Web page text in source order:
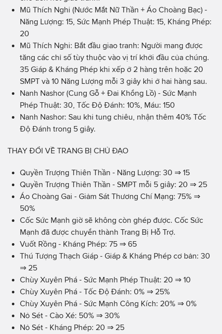
Mũ Thích Nghi (Nước Mắt Nữ Thần + Áo Choàng Bạc) -
Năng Lượng: 15, Sức Mạnh Phép Thuật: 15, Kháng Phép:
20
Mũ Thích Nghi: Bắt đầu giao tranh: Người mang được
tăng các chỉ số tùy thuộc vào vị trí khởi đầu của chúng.
35 Giáp & Kháng Phép khi xếp ở 2 hàng trên hoặc 20
SMPT và 10 Năng Lượng mỗi 3 giây khi ở hai hàng sau.
Nanh Nashor (Cung Gỗ + Đai Khổng Lồ) - Sức Mạnh
Phép Thuật: 30, Tốc Độ Đánh: 10%, Máu: 150
Nanh Nashor: Sau khi tung chiêu, nhận thêm 40% Tốc
Độ Đánh trong 5 giây.
THAY ĐỔI VỀ TRANG BỊ CHỦ ĐẠO
Quyền Trượng Thiên Thần - Năng Lượng: 30 ⇒ 15
Quyền Trượng Thiên Thần - SMPT mỗi 5 giây: 20 ⇒ 25
Áo Choàng Gai - Giảm Sát Thương Chí Mạng: 75% ⇒
50%
Cốc Sức Mạnh giờ sẽ không còn ghép được. Cốc Sức
Mạnh đã được chuyển thành Trang Bị Hỗ Trợ.
Vuốt Rồng - Kháng Phép: 75 ⇒ 65
Thú Tượng Thạch Giáp - Giáp & Kháng Phép cơ bản: 30
⇒ 25
Chùy Xuyên Phá - Sức Mạnh Phép Thuật: 20 ⇒ 10
Chùy Xuyên Phá - Tốc Độ Đánh: 0% ⇒ 25%
Chùy Xuyên Phá - Sức Mạnh Công Kích: 20% ⇒ 0%
Nỏ Sét - Cào Xé: 50% ⇒ 30%
Nỏ Sét - Kháng Phép: 20 ⇒ 25